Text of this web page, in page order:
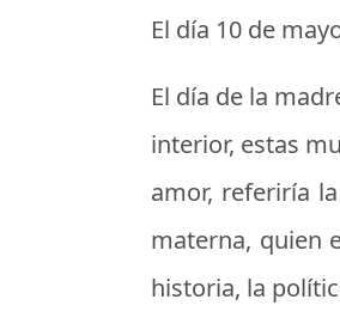
El día 10 de
El día de la
interior, estas
amor, referiría
materna, quien
historia, la